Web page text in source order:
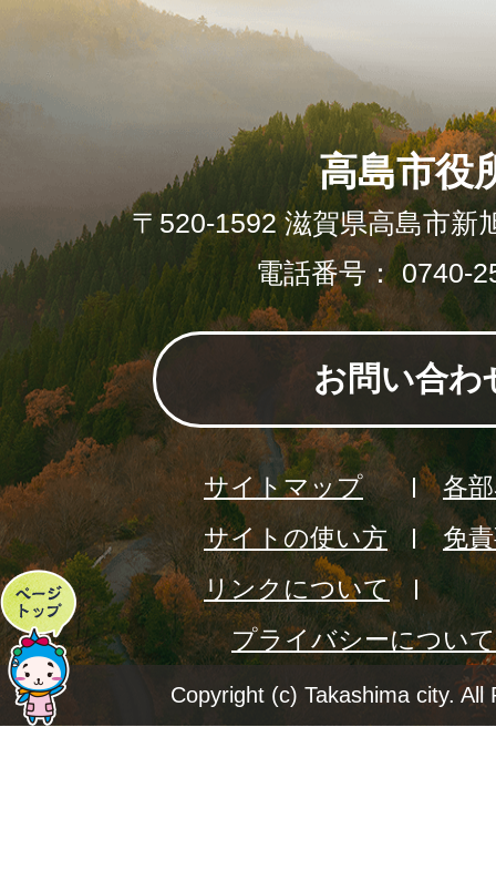
ペ
ー
ジ
高島市役
〒520-1592 滋賀県高島市新
電話番号： 0740-
お問い合わ
サイトマップ
各
サイトの使い方
免
リンクについて
プライバシーについて
Copyright (c) Takashima city. All